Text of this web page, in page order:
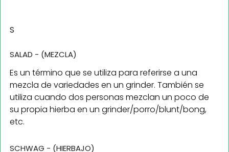
S
SALAD - (MEZCLA)
Es un término que se utiliza para referirse a una
mezcla de variedades en un grinder. También se
utiliza cuando dos personas mezclan un poco de
su propia hierba en un grinder/porro/blunt/bong,
etc.
SCHWAG - (HIERBAJO)